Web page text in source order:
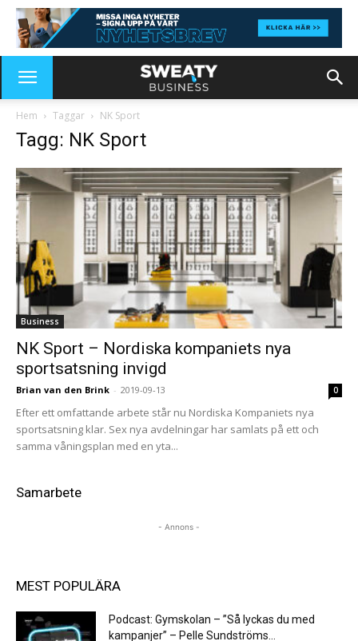
Hem Taggar NK Sport
Tagg: NK Sport
Business
NK Sport – Nordiska kompaniets nya
sportsatsning invigd
Brian van den Brink - 2019-09-13 0
Efter ett omfattande arbete står nu Nordiska Kompaniets nya
sportsatsning klar. Sex nya avdelningar har samlats på ett och
samma våningsplan med en yta...
Samarbete
- Annons -
MEST POPULÄRA
Podcast: Gymskolan – ”Så lyckas du med
kampanjer” – Pelle Sundströms...